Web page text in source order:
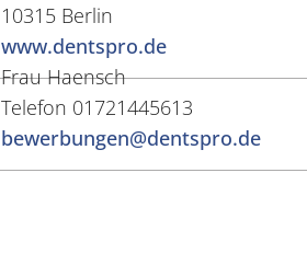
10315 Berlin
www.dentspro.de
Frau Haensch
Telefon 01721445613
bewerbungen@dentspro.de